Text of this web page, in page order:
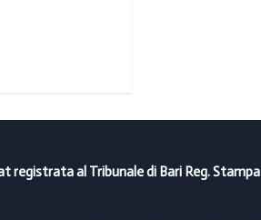
registrata al Tribunale di Bari Reg. Stampa